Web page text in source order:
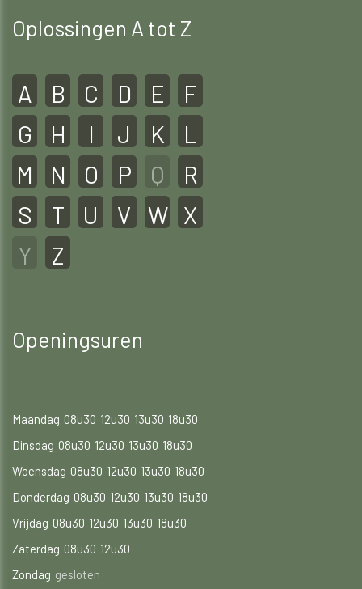
Oplossingen A tot Z
A B C D E
F
G
H I J K
L
M
N O P Q
R
S
T U V W X
Y
Z
Openingsuren
Maandag 08u30 12u30 13u30 18u30
Dinsdag 08u30 12u30 13u30 18u30
Woensdag 08u30 12u30 13u30 18u30
Donderdag 08u30 12u30 13u30 18u30
Vrijdag 08u30 12u30 13u30 18u30
Zaterdag 08u30 12u30
Zondag gesloten